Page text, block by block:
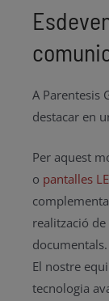
A Parentesis
destacar en
Per aquest
o pantalles
realització
documentals.
El nostre
tecnologia